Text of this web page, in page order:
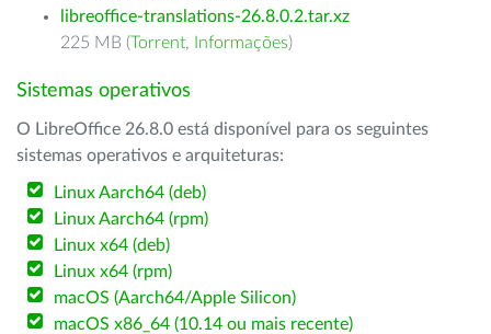
libreoffice-translations-26.8.0.2.tar.xz
225 MB (Torrent, Informações)
Sistemas operativos
O LibreOffice 26.8.0 está disponível para os seguintes
sistemas operativos e arquiteturas:
Linux Aarch64 (deb)
Linux Aarch64 (rpm)
Linux x64 (deb)
Linux x64 (rpm)
macOS (Aarch64/Apple Silicon)
macOS x86_64 (10.14 ou mais recente)